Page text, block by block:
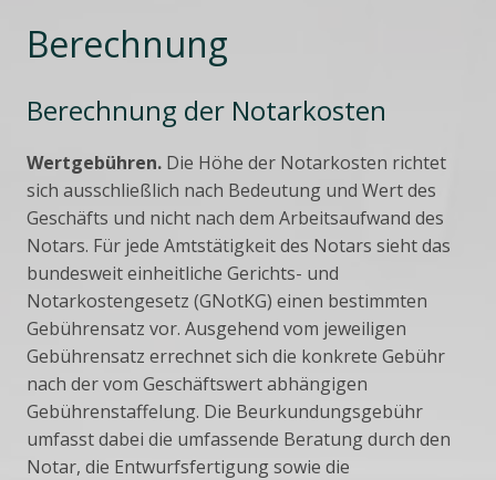
LEISTUNGEN
AKTUELLES
KOSTEN
LINKS
KONTAKT
FORMULARE
IMPRESSUM
Berechnung
Berechnung der Notarkosten
Wertgebühren. Die Höhe der Notarkosten richtet
sich ausschließlich nach Bedeutung und Wert des
Geschäfts und nicht nach dem Arbeitsaufwand des
Notars. Für jede Amtstätigkeit des Notars sieht das
bundesweit einheitliche Gerichts- und
Notarkostengesetz (GNotKG) einen bestimmten
Gebührensatz vor. Ausgehend vom jeweiligen
Gebührensatz errechnet sich die konkrete Gebühr
nach der vom Geschäftswert abhängigen
Gebührenstaffelung. Die Beurkundungsgebühr
umfasst dabei die umfassende Beratung durch den
Notar, die Entwurfsfertigung sowie die